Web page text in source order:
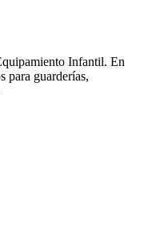
Infantil. En
para guarderías,